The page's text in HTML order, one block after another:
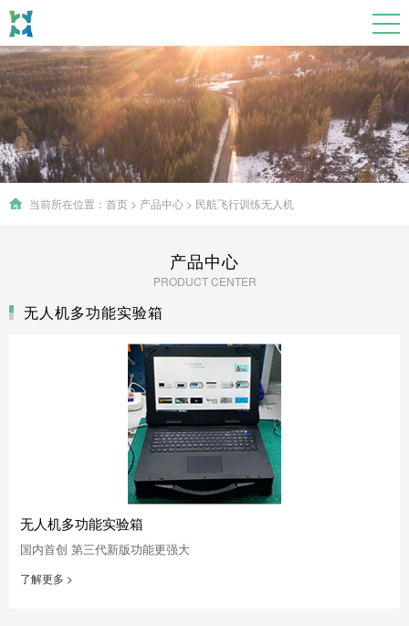
当前所在位置： 首页 > 产品中心 > 民航飞行训练无人机
产品中心
PRODUCT CENTER
无人机多功能实验箱
无人机多功能实验箱
国内首创 第三代新版功能更强大
了解更多 >